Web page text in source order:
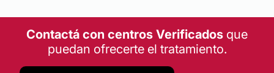
Contactá con centros Verificados que
puedan ofrecerte el tratamiento.